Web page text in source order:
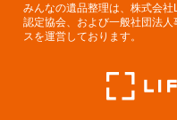
みんなの遺品整理は、株式会
認定協会、および一般社団法人
スを運営しております。